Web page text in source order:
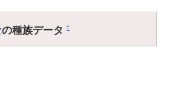
の種族データ†